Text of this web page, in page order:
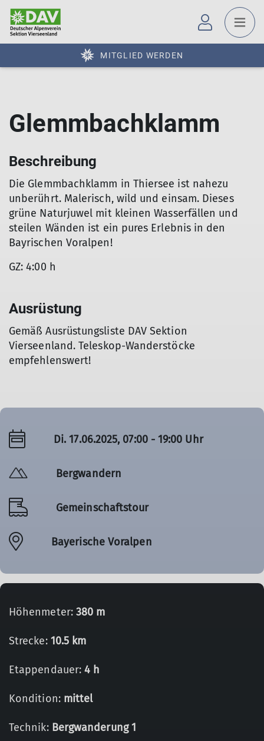
MITGLIED WERDEN
Glemmbachklamm
Beschreibung
Die Glemmbachklamm in Thiersee ist nahezu
unberührt. Malerisch, wild und einsam. Dieses
grüne Naturjuwel mit kleinen Wasserfällen und
steilen Wänden ist ein pures Erlebnis in den
Bayrischen Voralpen!
GZ: 4:00 h
Ausrüstung
Gemäß Ausrüstungsliste DAV Sektion
Vierseenland. Teleskop-Wanderstöcke
empfehlenswert!
Di. 17.06.2025, 07:00 - 19:00 Uhr
Bergwandern
Gemeinschaftstour
Bayerische Voralpen
Höhenmeter: 380 m
Strecke: 10.5 km
Etappendauer:4 h
Kondition: mittel
Technik: Bergwanderung 1